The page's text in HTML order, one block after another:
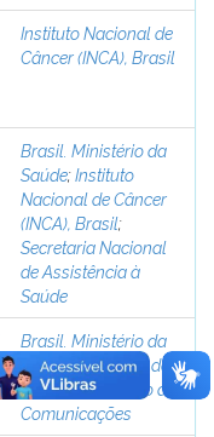
Instituto Nacional de
Câncer (INCA), Brasil
Brasil. Ministério da
Saúde;Instituto
Nacional de Câncer
(INCA), Brasil;
Secretaria Nacional
de Assistência à
Saúde
Brasil. Ministério da
Saúde;Ministério da
Justiça, Ministério das
Comunicações